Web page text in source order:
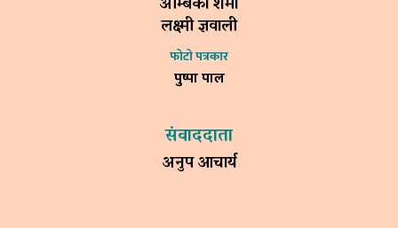
लक्ष्मी ज्ञवाली
फोटो पत्रकार
पुष्पा पाल
संवाददाता
अनुप आचार्य